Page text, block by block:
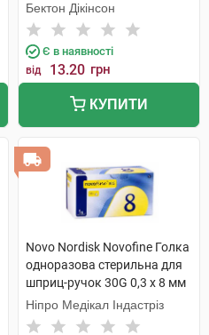
Бектон Дікінсон
Є в наявності
від 13.20 грн
КУПИТИ
Novo Nordisk Novofine Голка
одноразова стерильна для
шприц-ручок 30G 0,3 х 8 мм
100 шт
Ніпро Медікал Індастріз